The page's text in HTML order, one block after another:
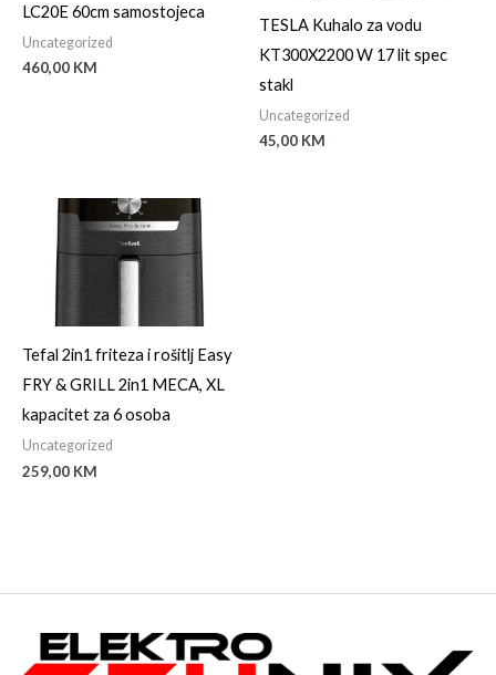
LC20E 60cm samostojeca
Uncategorized
460,00 KM
TESLA Kuhalo za vodu
KT300X2200 W 17 lit spec
stakl
Uncategorized
45,00 KM
Tefal 2in1 friteza i rošitlj Easy
FRY & GRILL 2in1 MECA, XL
kapacitet za 6 osoba
Uncategorized
259,00 KM